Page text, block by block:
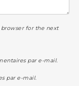
for the next
par e-mail.
par e-mail.